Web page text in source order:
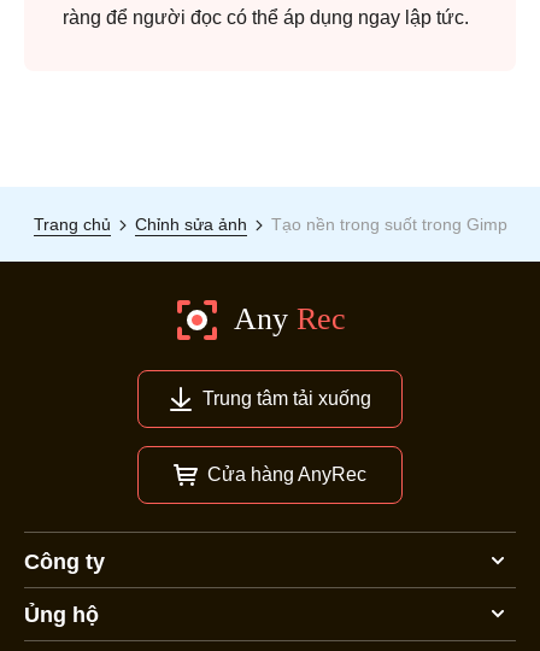
ràng để người đọc có thể áp dụng ngay lập tức.
Trang chủ Chỉnh sửa ảnh Tạo nền trong suốt trong Gimp
Trung tâm tải xuống
Cửa hàng AnyRec
Công ty
Ủng hộ